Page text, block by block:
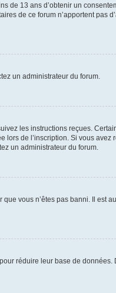
de 13 ans d’obtenir un
de ce forum n’apportent pas
un administrateur du forum.
les instructions reçues.
de l’inscription. Si vous avez
un administrateur du forum.
vous n’êtes pas banni. Il est
réduire leur base de données.